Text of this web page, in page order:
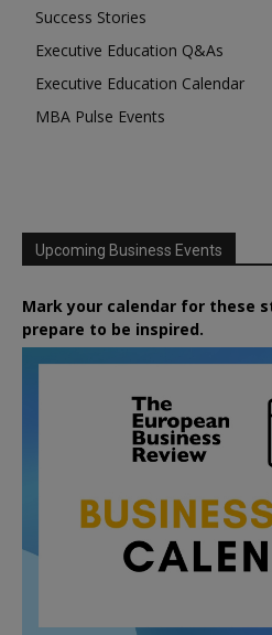
Success Stories
Executive Education Q&As
Executive Education Calendar
MBA Pulse Events
Upcoming Business Events
Mark your calendar for these
prepare to be inspired.